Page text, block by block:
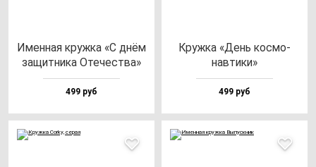
Имен­ная круж­ка «С днём
за­щит­ни­ка Оте­чес­тва»
499 руб
Круж­ка «День кос­мо­
нав­ти­ки»
499 руб